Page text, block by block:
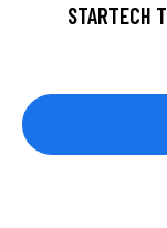
STARTECH